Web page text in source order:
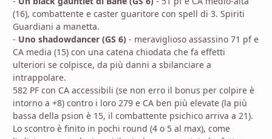
(16), combattente e caster guaritore con spell di 3. Spiriti
Guardiani a manetta.
- Uno shadowdancer (GS 6) - meraviglioso assassino 71 pf e
CA media (15) con una catena chiodata che fa effetti
ulteriori se colpisce, da più danni a sbilanciare a
intrappolare.
582 PF con CA accessibili (se non erro il bonus per colpire è
intorno a +8) contro i loro 279 e CA ben più elevate (la più
bassa della psion è 15, il combattente psichico arriva a 21).
Lo scontro è finito in pochi round (4 o 5 al max), come